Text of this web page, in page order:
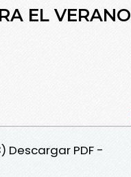
EL VERANO
3) Descargar PDF -